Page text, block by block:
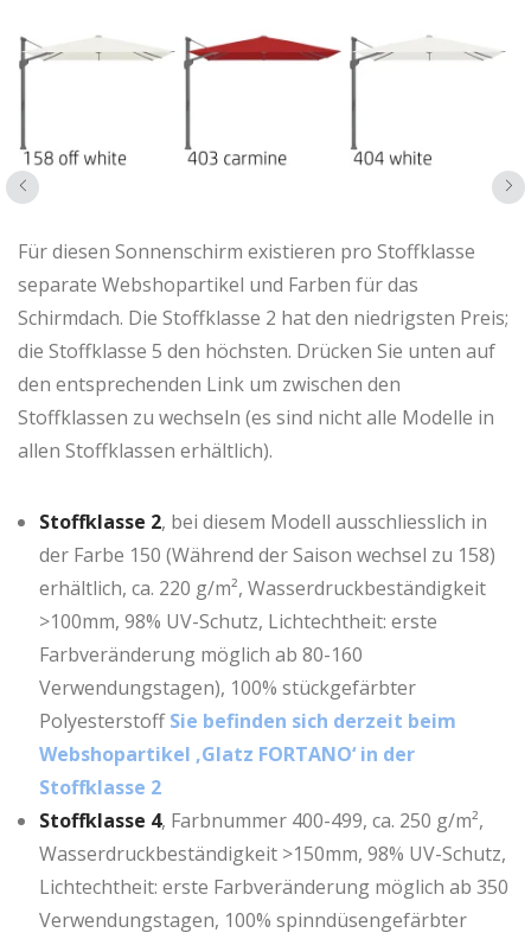
Glatz
. Weitere Informationen zu diesem Schirm finden
Sie auf derProduktseite dieses Modells auf glatz.ch.
Das Design dieses Sonnenschirms wurde in der Schweiz
konzipiert. Die Glatz AG ist ein Schweizer
in der Entwicklung, Herstellung und im Vertrieb von
hochwertigen Sonnenschirmen für den privaten und
gewerblichen Einsatz.
Für diesen Sonnenschirm existieren pro Stoffklasse
separate Webshopartikel und Farben für das
Schirmdach. Die Stoffklasse 2 hat den niedrigsten Preis;
die Stoffklasse 5 den höchsten. Drücken Sie unten auf
den entsprechenden Link um zwischen den
Stoffklassen zu wechseln (es sind nicht alle Modelle in
allen Stoffklassen erhältlich).
Stoffklasse 2, bei diesem Modell ausschliesslich in
der Farbe 150 (Während der Saison wechsel zu 158)
erhältlich, ca. 220 g/m², Wasserdruckbeständigkeit
>100mm, 98% UV-Schutz, Lichtechtheit: erste
Farbveränderung möglich ab 80-160
Verwendungstagen), 100% stückgefärbter
PolyesterstoffSie befinden sich derzeit beim
Webshopartikel ‚Glatz FORTANO‘ in der
Stoffklasse 2
Stoffklasse 4, Farbnummer 400-499, ca. 250 g/m²,
Wasserdruckbeständigkeit >150mm, 98% UV-Schutz,
Lichtechtheit: erste Farbveränderung möglich ab 350
Verwendungstagen, 100% spinndüsengefärbter